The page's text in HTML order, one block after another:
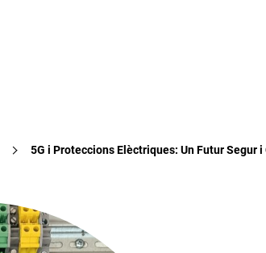
5G i Proteccions Elèctriques: Un Futur Segur